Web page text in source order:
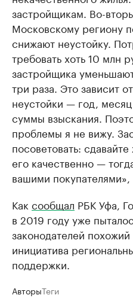
застройщикам. Во-
Московскому региону
снижают неустойку.
требовать хоть 10 млн
застройщика
три раза. Это зависит
неустойки — год,
суммы взыскания.
проблемы я не вижу.
посоветовать:
его качественно —
вашими
Как сообщал РБК Уфа,
в 2019 году уже
законодателей
инициатива
поддержки.
АвторыТеги